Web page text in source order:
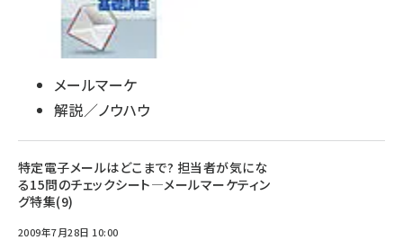
メールマーケ
解説／ノウハウ
特定電子メールはどこまで? 担当者が気にな
る15問のチェックシート―メールマーケティン
グ特集(9)
2009年7月28日 10:00